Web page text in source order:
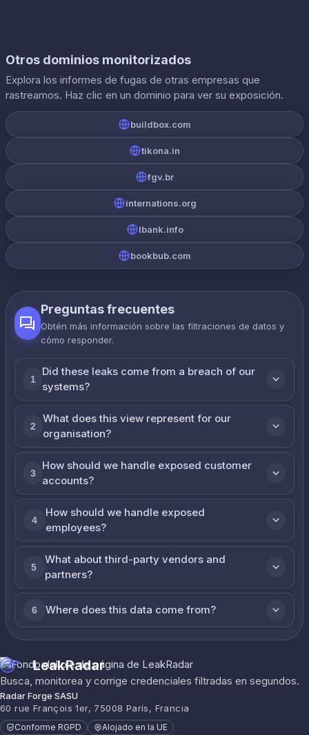
Otros dominios monitorizados
Explora los informes de fugas de otras empresas que
rastreamos. Haz clic en un dominio para ver su exposición.
buildbox.com
tikona.in
fgv.br
internations.org
lbank.info
bookbub.com
Preguntas frecuentes
Obtén más información sobre las filtraciones de datos y
cómo responder.
1
Did these leaks come from a breach of our
systems?
2
What does this view represent for our
organisation?
3
How should we handle exposed customer
accounts?
4
How should we handle exposed
employees?
5
What about third-party vendors and
partners?
6 Where does this data come from?
LeakRadar
Busca, monitorea y corrige credenciales filtradas en segundos.
Radar Forge SASU
60 rue François 1er, 75008 París, Francia
Conforme RGPD Alojado en la UE